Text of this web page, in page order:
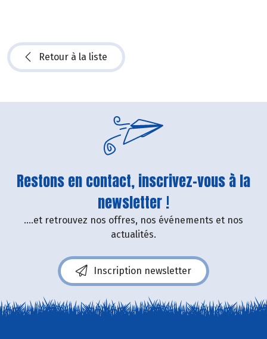
Retour à la liste
Restons en contact, inscrivez-vous à la
newsletter !
....et retrouvez nos offres, nos événements et nos
actualités.
Inscription newsletter